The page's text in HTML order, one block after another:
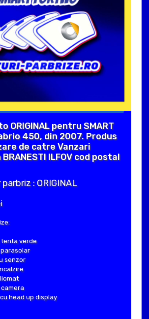
ORIGINAL pentru SMART
450, din 2007. Produs
de catre Vanzari
ILFOV cod postal
: ORIGINAL
tenta verde
senzor
head up display